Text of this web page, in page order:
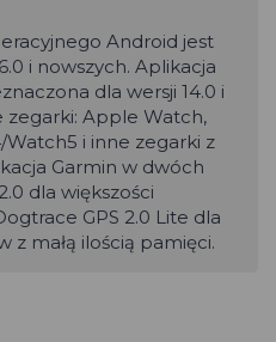
Android jest
i nowszych. Aplikacja
dla wersji 14.0 i
zegarki: Apple Watch,
i inne zegarki z
Garmin w dwóch
dla większości
GPS 2.0 Lite dla
z małą ilością pamięci.